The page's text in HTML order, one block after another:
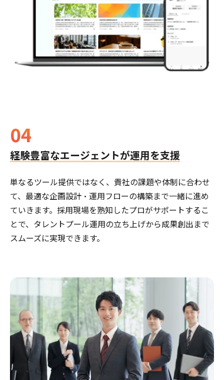
04
経験豊富なエージェントが運用を支援
単なるツール提供ではなく、貴社の課題や体制に合わせ
て、最適な企画設計・運用フローの構築まで一緒に進め
ていきます。採用現場を熟知したプロがサポートするこ
とで、タレントプール運用の立ち上げから成果創出まで
スムーズに実現できます。